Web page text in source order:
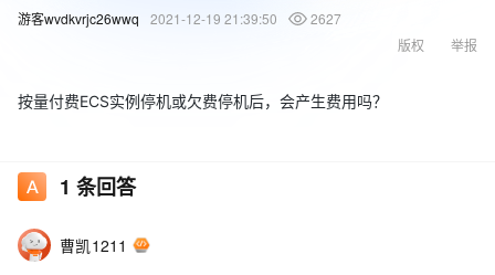
游客wvdkvrjc26wwq 2021-12-19 21:39:50
2627
举报
版权
按量付费ECS实例停机或欠费停机后，会产生费用吗？
1 条回答
曹凯1211